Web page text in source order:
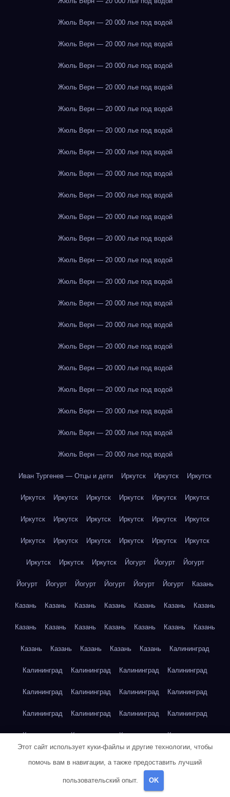
Жюль Верн — 20 000 лье под водой
Жюль Верн — 20 000 лье под водой
Жюль Верн — 20 000 лье под водой
Жюль Верн — 20 000 лье под водой
Жюль Верн — 20 000 лье под водой
Жюль Верн — 20 000 лье под водой
Жюль Верн — 20 000 лье под водой
Жюль Верн — 20 000 лье под водой
Жюль Верн — 20 000 лье под водой
Жюль Верн — 20 000 лье под водой
Жюль Верн — 20 000 лье под водой
Жюль Верн — 20 000 лье под водой
Жюль Верн — 20 000 лье под водой
Жюль Верн — 20 000 лье под водой
Жюль Верн — 20 000 лье под водой
Жюль Верн — 20 000 лье под водой
Жюль Верн — 20 000 лье под водой
Жюль Верн — 20 000 лье под водой
Жюль Верн — 20 000 лье под водой
Жюль Верн — 20 000 лье под водой
Жюль Верн — 20 000 лье под водой
Иван Тургенев — Отцы и дети Иркутск Иркутск Иркутск
Иркутск Иркутск Иркутск Иркутск Иркутск Иркутск
Иркутск Иркутск Иркутск Иркутск Иркутск Иркутск
Иркутск Иркутск Иркутск Иркутск Иркутск Иркутск
Иркутск Иркутск Иркутск Йогурт Йогурт Йогурт
Йогурт Йогурт Йогурт Йогурт Йогурт Йогурт Казань
Казань Казань Казань Казань Казань Казань Казань
Казань Казань Казань Казань Казань Казань Казань
Казань Казань Казань Казань Казань Калининград
Калининград Калининград Калининград Калининград
Калининград Калининград Калининград Калининград
Калининград Калининград Калининград Калининград
Калининград Калининград Калининград Калининград
Капуста Капуста Капуста Капуста
Этот сайт использует куки-файлы и другие технологии, чтобы
помочь вам в навигации, а также предоставить лучший
пользовательский опыт. OK